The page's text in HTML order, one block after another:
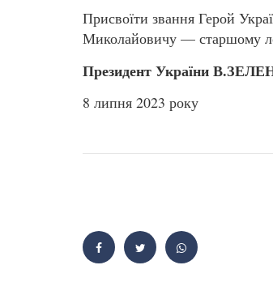
Присвоїти звання Герой
Миколайовичу — старшому
Президент України
8 липня 2023 року